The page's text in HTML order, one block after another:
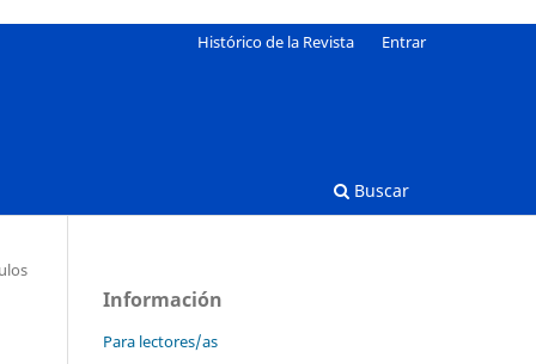
Buscar
Histórico de la Revista Entrar
Información
Para lectores/as